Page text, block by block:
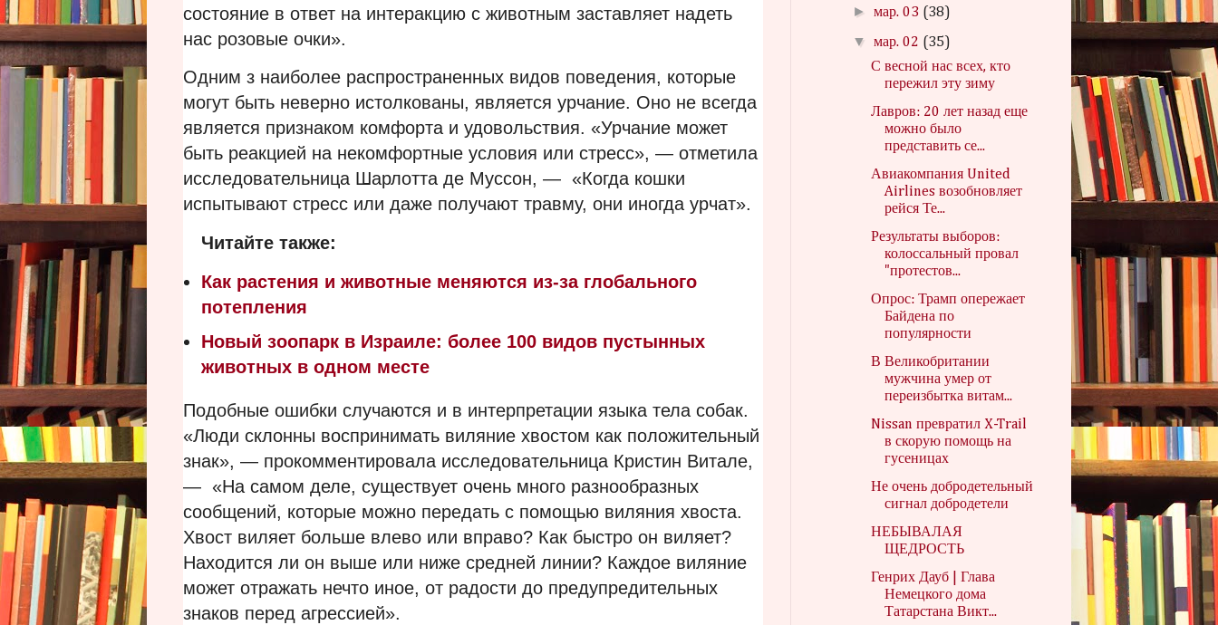
состояние в ответ на интеракцию с животным заставляет надеть
нас розовые очки».
Одним з наиболее распространенных видов поведения, которые
могут быть неверно истолкованы, является урчание. Оно не всегда
является признаком комфорта и удовольствия. «Урчание может
быть реакцией на некомфортные условия или стресс», — отметила
исследовательница Шарлотта де Муссон, — «Когда кошки
испытывают стресс или даже получают травму, они иногда урчат».
Читайте также:
Как растения и животные меняются из-за глобального
потепления
Новый зоопарк в Израиле: более 100 видов пустынных
животных в одном месте
Подобные ошибки случаются и в интерпретации языка тела собак.
«Люди склонны воспринимать виляние хвостом как положительный
знак», — прокомментировала исследовательница Кристин Витале,
— «На самом деле, существует очень много разнообразных
сообщений, которые можно передать с помощью виляния хвоста.
Хвост виляет больше влево или вправо? Как быстро он виляет?
Находится ли он выше или ниже средней линии? Каждое виляние
может отражать нечто иное, от радости до предупредительных
знаков перед агрессией».
►мар. 03 (38)
▼мар. 02 (35)
С весной нас всех, кто
пережил эту зиму
Лавров: 20 лет назад еще
можно было
представить се...
Авиакомпания United
Airlines возобновляет
рейся Те...
Результаты выборов:
колоссальный провал
"протестов...
Опрос: Трамп опережает
Байдена по
популярности
В Великобритании
мужчина умер от
переизбытка витам...
Nissan превратил X-Trail
в скорую помощь на
гусеницах
Не очень добродетельный
сигнал добродетели
НЕБЫВАЛАЯ
ЩЕДРОСТЬ
Генрих Дауб | Глава
Немецкого дома
Татарстана Викт...